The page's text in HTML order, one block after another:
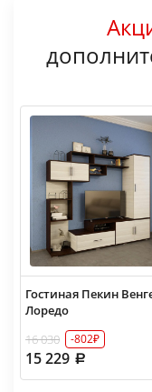
Гостиная Пекин
Лоредо
16 030
-802₽
15 229